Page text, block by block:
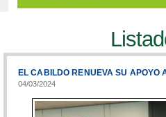
EL CABILDO RENUEVA SU APOYO
04/03/2024